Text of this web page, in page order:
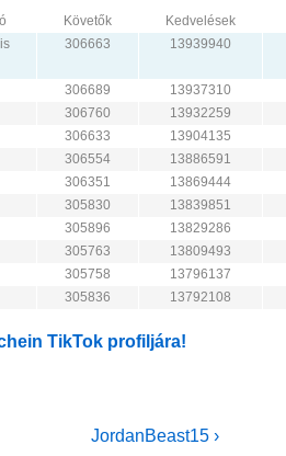
Követők
Kedvelések
306663 13939940
306689
13937310
306760
13932259
306633
13904135
306554
13886591
306351
13869444
305830
13839851
305896
13829286
305763
13809493
305758
13796137
305836 13792108
TikTok profiljára!
Next
JordanBeast15 ›